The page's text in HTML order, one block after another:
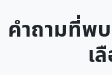
คำถามที่พ
เ